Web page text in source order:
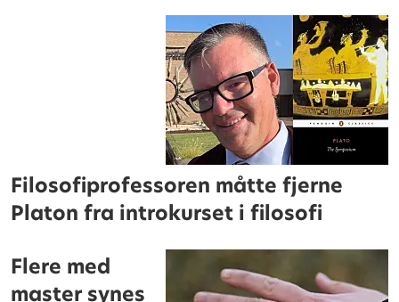
Filosofiprofessoren måtte fjerne
Platon fra introkurset i filosofi
Flere med
master synes